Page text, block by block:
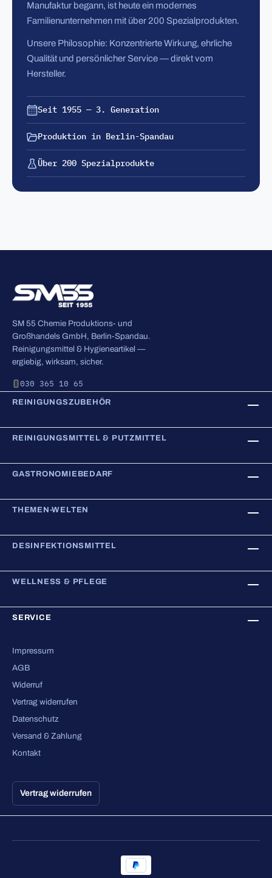
Manufaktur begann, ist heute ein modernes
Familienunternehmen mit über 200 Spezialprodukten.
Unsere Philosophie: Konzentrierte Wirkung, ehrliche
Qualität und persönlicher Service — direkt vom
Hersteller.
Seit 1955 — 3. Generation
Produktion in Berlin-Spandau
Über 200 Spezialprodukte
SM 55 Chemie Produktions- und
Großhandels GmbH, Berlin-Spandau.
Reinigungsmittel & Hygieneartikel —
ergiebig, wirksam, sicher.
030 365 10 65
REINIGUNGSZUBEHÖR
REINIGUNGSMITTEL & PUTZMITTEL
GASTRONOMIEBEDARF
THEMEN-WELTEN
DESINFEKTIONSMITTEL
WELLNESS & PFLEGE
SERVICE
Impressum
AGB
Widerruf
Vertrag widerrufen
Datenschutz
Versand & Zahlung
Kontakt
Vertrag widerrufen